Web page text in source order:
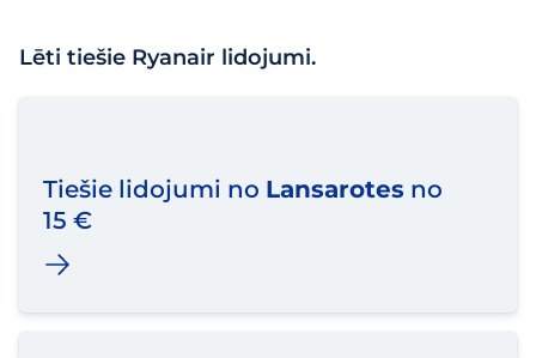
Lēti tiešie Ryanair lidojumi.
Tiešie lidojumi no Lansarotes no
15 €